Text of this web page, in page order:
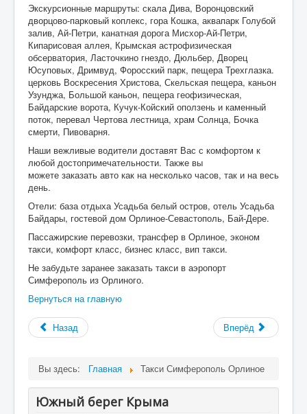
Экскурсионные маршруты: скала Дива, Воронцовский
дворцово-парковый коплекс, гора Кошка, аквапарк Голубой
залив, Ай-Петри, канатная дорога Мисхор-Ай-Петри,
Кипарисовая аллея, Крымская астрофизическая
обсерватория, Ласточкино гнездо, Дюльбер, Дворец
Юсуповых, Дримвуд, Форосский парк, пещера Трехглазка.
церковь Воскресения Христова, Скельская пещера, каньон
Узунджа, Большой каньон, пещера геофизическая,
Байдарские ворота, Кучук-Койский оползень и каменный
поток, перевал Чертова лестница, храм Солнца, Бочка
смерти, Пивоварня.
Наши вежливые водители доставят Вас с комфортом к
любой достопримечательности. Также вы
можете заказать авто как на несколько часов, так и на весь
день.
Отели: база отдыха Усадьба белый остров, отель Усадьба
Байдары, гостевой дом Орлиное-Севастополь, Бай-Дере.
Пассажирские перевозки, трансфер в Орлиное, эконом
такси, комфорт класс, бизнес класс, вип такси.
Не забудьте заранее заказать такси в аэропорт
Симферополь из Орлиного.
Вернуться на главную
Назад Вперёд
Вы здесь: Главная Такси Симферополь Орлиное
Южный берег Крыма